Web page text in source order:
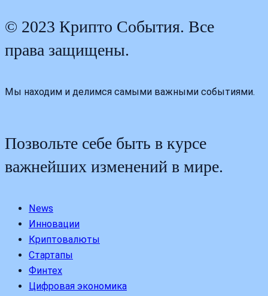
© 2023 Крипто События. Все
права защищены.
Мы находим и делимся самыми важными событиями.
Позвольте себе быть в курсе
важнейших изменений в мире.
News
Инновации
Криптовалюты
Стартапы
Финтех
Цифровая экономика